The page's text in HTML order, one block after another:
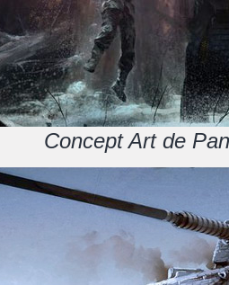
Concept Art de